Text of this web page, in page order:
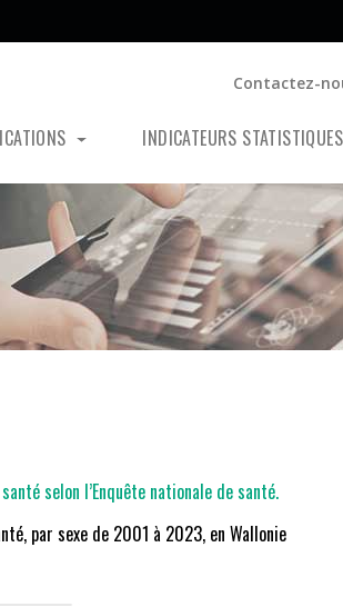
Contactez-
INDICATEURS STATISTIQUES
selon l’Enquête nationale de santé.
par sexe de 2001 à 2023, en Wallonie